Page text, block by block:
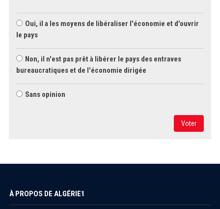
Oui, il a les moyens de libéraliser l'économie et d'ouvrir
le pays
Non, il n'est pas prêt à libérer le pays des entraves
bureaucratiques et de l'économie dirigée
Sans opinion
Voter
À PROPOS DE ALGÉRIE1